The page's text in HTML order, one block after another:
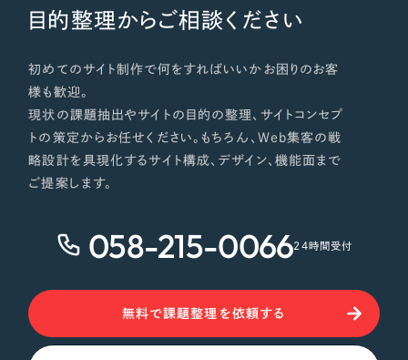
目的整理からご相談ください
初めてのサイト制作で何をすればいいかお困りのお客
様も歓迎。
現状の課題抽出やサイトの目的の整理、サイトコンセプ
トの策定からお任せください。もちろん、Web集客の戦
略設計を具現化するサイト構成、デザイン、機能面まで
ご提案します。
058-215-006624時間受付
無料で課題整理を依頼する